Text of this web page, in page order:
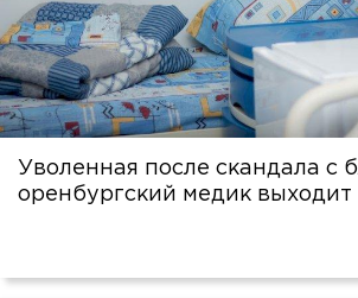
Уволенная после скандала с
оренбургский медик выходит